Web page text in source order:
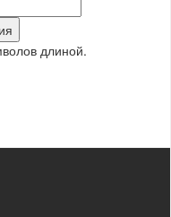
длиной.